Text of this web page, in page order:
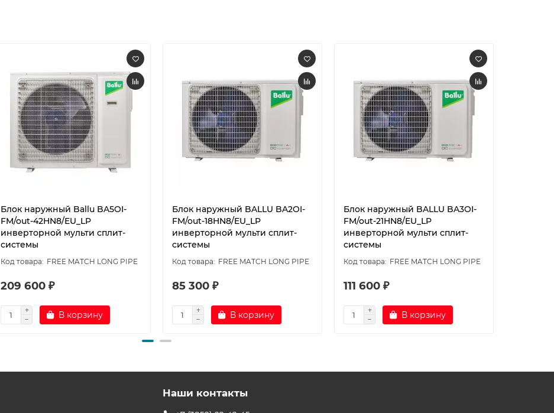
Блок наружный Ballu BA5OI-
FM/out-42HN8/EU_LP
инверторной мульти сплит-
системы
FREE MATCH LONG PIPE
209 600 ₽
В корзину
Блок наружный BALLU BA2OI-
FM/out-18HN8/EU_LP
инверторной мульти сплит-
системы
FREE MATCH LONG PIPE
85 300 ₽
В корзину
Блок наружный BALLU BA3OI-
FM/out-21HN8/EU_LP
инверторной мульти сплит-
системы
FREE MATCH LONG PIPE
111 600 ₽
В корзину
Наши контакты